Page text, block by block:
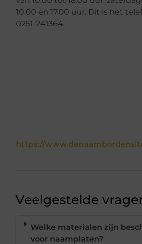
10.00 en 17.00 uur. Dit is het
0251-241364.
https://
Veelgestelde
Welke materialen zijn
voor naamplaten?